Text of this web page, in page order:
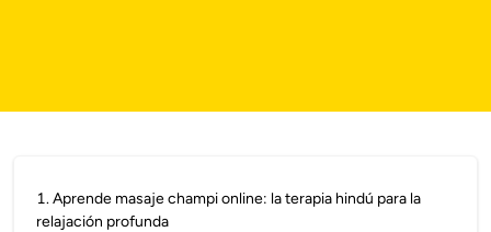
1.Aprende masaje champi online: la terapia hindú para la
relajación profunda